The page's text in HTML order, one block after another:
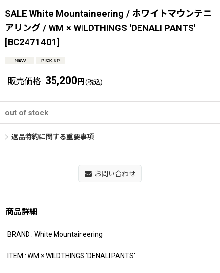
SALE White Mountaineering / ホワイトマウンテニ
アリング / WM × WILDTHINGS 'DENALI PANTS'
[BC2471401]
販売価格: 35,200 円 (税込)
out of stock
返品特約に関する重要事項
お問い合わせ
商品詳細
BRAND : White Mountaineering
ITEM : WM × WILDTHINGS 'DENALI PANTS'